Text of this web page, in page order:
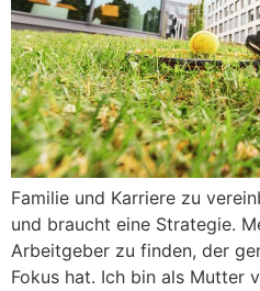
Familie und Karriere zu
und braucht eine Strategie.
Arbeitgeber zu finden, der
Fokus hat. Ich bin als Mutter